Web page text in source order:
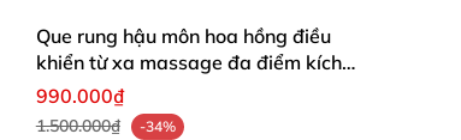
Que rung hậu môn hoa hồng điều
khiển từ xa massage đa điểm kích
thích
990.000₫
1.500.000₫
-34%